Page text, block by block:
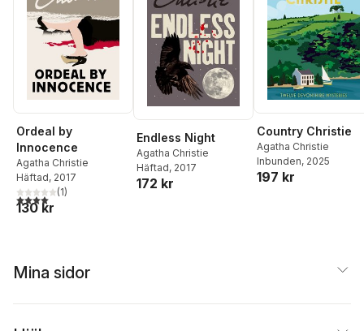
Ordeal by
Innocence
Agatha Christie
Häftad, 2017
4,0utav 5 stjärnor. Totalt antal röster:
(1)
130 kr
Endless Night
Agatha Christie
Häftad, 2017
172 kr
Country Christie
Agatha Christie
Inbunden, 2025
197 kr
Mina sidor